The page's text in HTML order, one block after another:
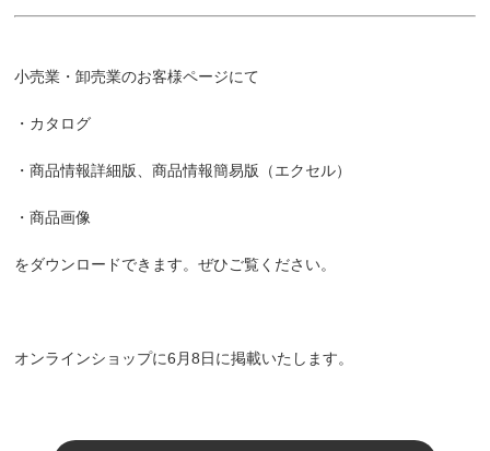
小売業・卸売業のお客様ページにて
・カタログ
・商品情報詳細版、商品情報簡易版（エクセル）
・商品画像
をダウンロードできます。ぜひご覧ください。
オンラインショップに6月8日に掲載いたします。